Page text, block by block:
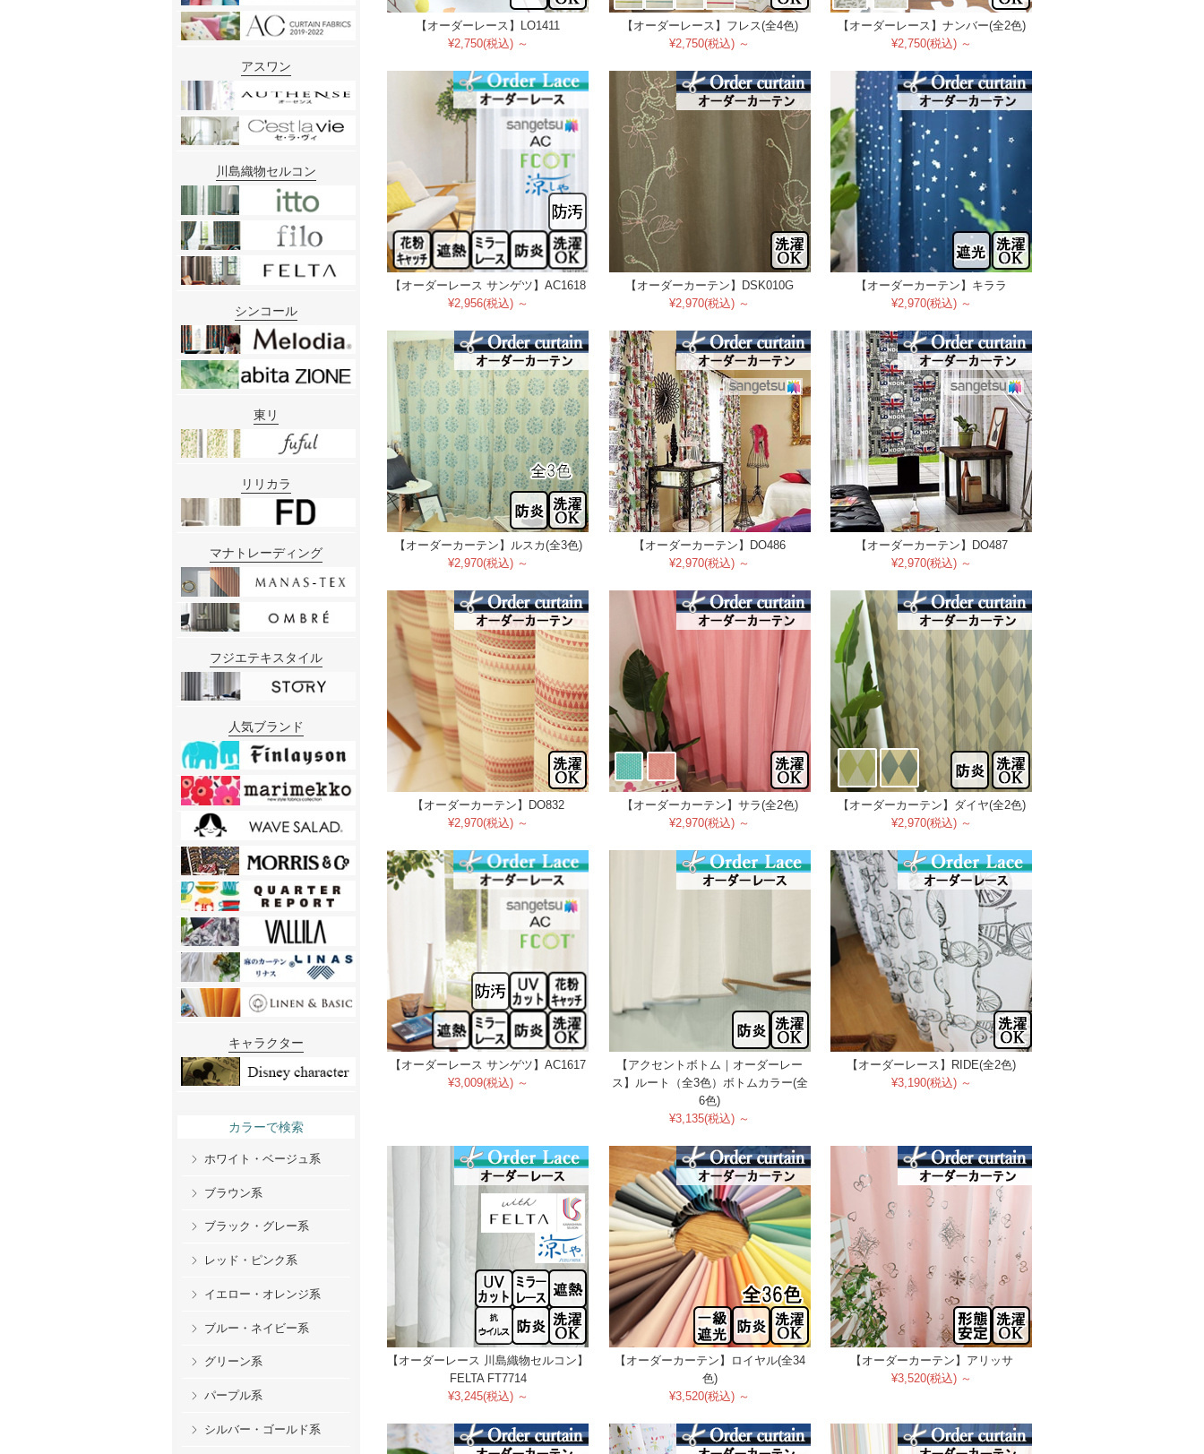
【オーダーレース】LO1411
¥2,750(税込) ～
【オーダーレース】フレス(全4色)
¥2,750(税込) ～
【オーダーレース】ナンバー(全2色)
¥2,750(税込) ～
【オーダーレース サンゲツ】AC1618
¥2,956(税込) ～
【オーダーカーテン】DSK010G
¥2,970(税込) ～
【オーダーカーテン】キララ
¥2,970(税込) ～
【オーダーカーテン】ルスカ(全3色)
¥2,970(税込) ～
【オーダーカーテン】DO486
¥2,970(税込) ～
【オーダーカーテン】DO487
¥2,970(税込) ～
【オーダーカーテン】DO832
¥2,970(税込) ～
【オーダーカーテン】サラ(全2色)
¥2,970(税込) ～
【オーダーカーテン】ダイヤ(全2色)
¥2,970(税込) ～
【オーダーレース サンゲツ】AC1617
¥3,009(税込) ～
【アクセントボトム｜オーダーレー
ス】ルート（全3色）ボトムカラー(全
6色)
¥3,135(税込) ～
【オーダーレース】RIDE(全2色)
¥3,190(税込) ～
【オーダーレース 川島織物セルコン】
FELTA FT7714
¥3,245(税込) ～
【オーダーカーテン】ロイヤル(全34
色)
¥3,520(税込) ～
【オーダーカーテン】アリッサ
¥3,520(税込) ～
アスワン
川島織物セルコン
シンコール
東リ
リリカラ
マナトレーディング
フジエテキスタイル
人気ブランド
キャラクター
カラーで検索
ホワイト・ベージュ系
ブラウン系
ブラック・グレー系
レッド・ピンク系
イエロー・オレンジ系
ブルー・ネイビー系
グリーン系
パープル系
シルバー・ゴールド系